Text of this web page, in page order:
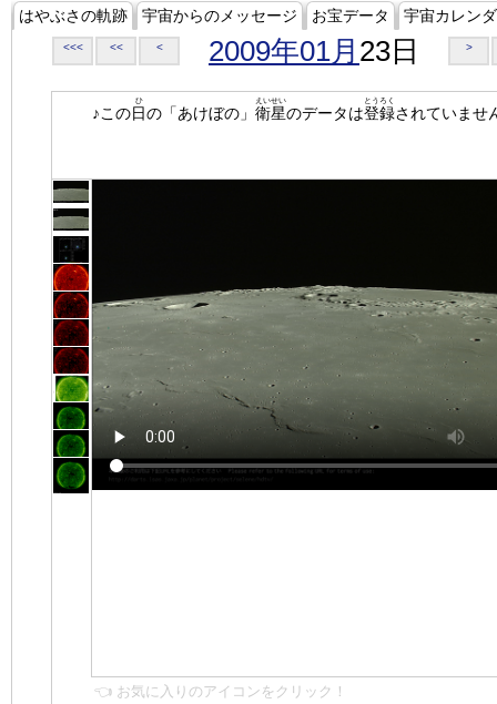
はやぶさの軌跡 宇宙からのメッセージ お宝データ 宇宙カレン
<<< << < 2009年01月 23日 >
♪この日
ひ
の「あけぼの」 衛星
えいせい
のデータは登録
とうろく
されていませ
👈 お気に入りのアイコンをクリック！